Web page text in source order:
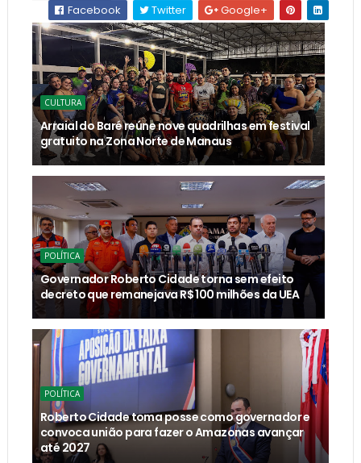
Facebook
Twitter Google+
CULTURA
Arraial do Baré reúne nove quadrilhas em festival
gratuito na Zona Norte de Manaus
POLÍTICA
Governador Roberto Cidade torna sem efeito
decreto que remanejava R$ 100 milhões da UEA
POLÍTICA
Roberto Cidade toma posse como governador e
convoca união para fazer o Amazonas avançar
até 2027